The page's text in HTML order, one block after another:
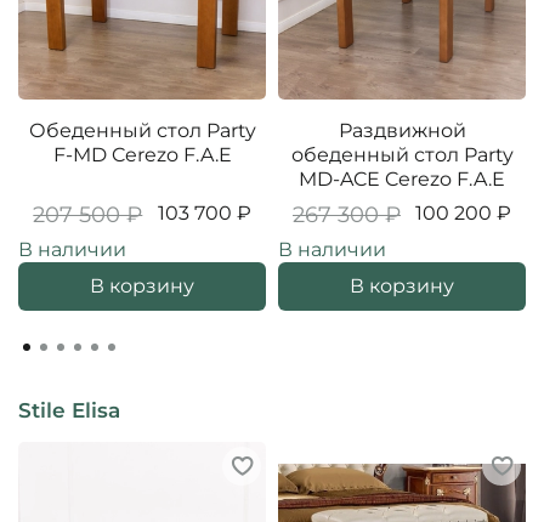
Обеденный стол Party
F-MD Cerezo F.A.E
207 500 ₽
103 700 ₽
В наличии
В корзину
Раздвижной
обеденный стол Party
MD-ACE Cerezo F.A.E
267 300 ₽
100 200 ₽
В наличии
В корзину
Stile Elisa